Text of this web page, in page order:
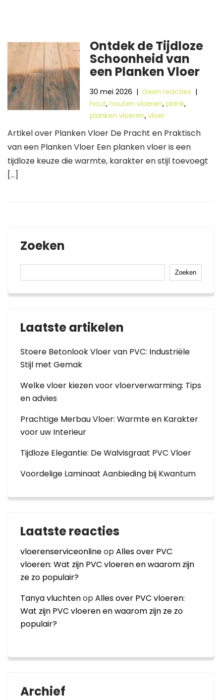
Ontdek de Tijdloze
Schoonheid van
een Planken Vloer
30 mei 2026 |Geen reacties |
hout,houten vloeren,plank,
planken vloeren,vloer
Artikel over Planken Vloer De Pracht en Praktisch
van een Planken Vloer Een planken vloer is een
tijdloze keuze die warmte, karakter en stijl toevoegt
[…]
Zoeken
Zoeken
Laatste artikelen
Stoere Betonlook Vloer van PVC: Industriële
Stijl met Gemak
Welke vloer kiezen voor vloerverwarming: Tips
en advies
Prachtige Merbau Vloer: Warmte en Karakter
voor uw Interieur
Tijdloze Elegantie: De Walvisgraat PVC Vloer
Voordelige Laminaat Aanbieding bij Kwantum
Laatste reacties
vloerenserviceonlineopAlles over PVC
vloeren: Wat zijn PVC vloeren en waarom zijn
ze zo populair?
Tanya vluchtenopAlles over PVC vloeren:
Wat zijn PVC vloeren en waarom zijn ze zo
populair?
Archief